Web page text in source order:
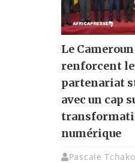
Le
renforcent
partenariat
avec un cap
numérique
Pascale